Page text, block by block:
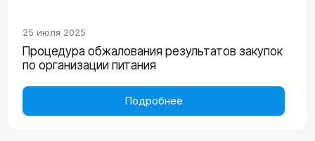
25 июля 2025
Процедура обжалования результатов закупок
по организации питания
Подробнее